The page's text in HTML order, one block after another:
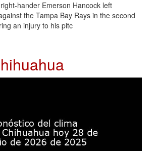
hander Emerson Hancock left
the Tampa Bay Rays in the second
an injury to his pitc